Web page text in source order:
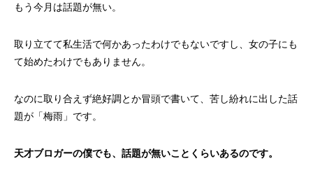
もう今月は話題が無い。
取り立てて私生活で何かあったわけでもないですし、女の子にも
て始めたわけでもありません。
なのに取り合えず絶好調とか冒頭で書いて、苦し紛れに出した話
題が「梅雨」です。
天才ブロガーの僕でも、話題が無いことくらいあるのです。